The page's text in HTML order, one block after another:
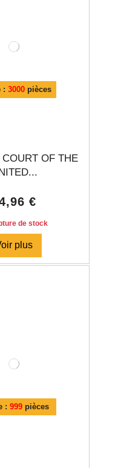
: 3000pièces
OF THE
€
de stock
plus
:999 pièces